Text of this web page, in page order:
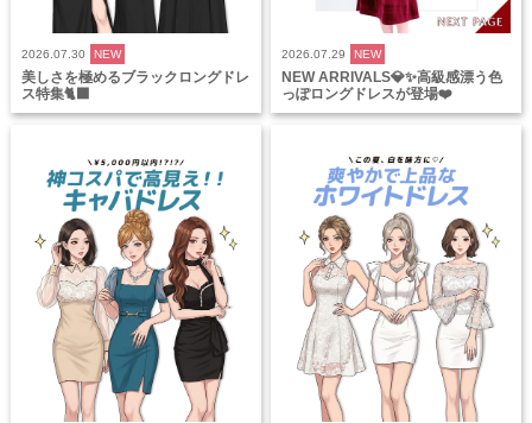
2026.07.30 NEW
美しさを極めるブラックロングドレ
ス特集🐈‍⬛
2026.07.29 NEW
NEW ARRIVALS💎✨高級感漂う色
っぽロングドレスが登場❤️